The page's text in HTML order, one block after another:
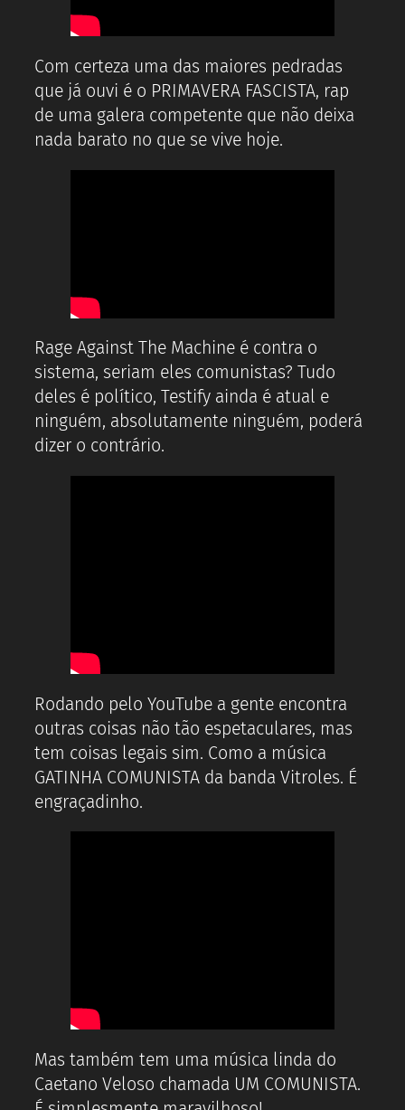
Com certeza uma das maiores pedradas
que já ouvi é o PRIMAVERA FASCISTA, rap
de uma galera competente que não deixa
nada barato no que se vive hoje.
Rage Against The Machine é contra o
sistema, seriam eles comunistas? Tudo
deles é político, Testify ainda é atual e
ninguém, absolutamente ninguém, poderá
dizer o contrário.
Rodando pelo YouTube a gente encontra
outras coisas não tão espetaculares, mas
tem coisas legais sim. Como a música
GATINHA COMUNISTA da banda Vitroles. É
engraçadinho.
Mas também tem uma música linda do
Caetano Veloso chamada UM COMUNISTA.